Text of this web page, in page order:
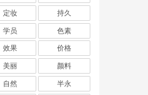
定妆
持久
学员
色素
效果
价格
美丽
颜料
自然 半永